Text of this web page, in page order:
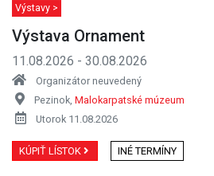
Výstavy >
Výstava Ornament
11.08.2026 - 30.08.2026
Organizátor neuvedený
Pezinok, Malokarpatské múzeum
Utorok 11.08.2026
KÚPIŤ LÍSTOK INÉ TERMÍNY